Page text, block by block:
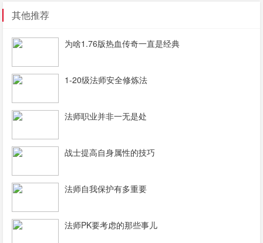
其他推荐
为啥1.76版热血传奇一直是经典
1-20级法师安全修炼法
法师职业并非一无是处
战士提高自身属性的技巧
法师自我保护有多重要
法师PK要考虑的那些事儿